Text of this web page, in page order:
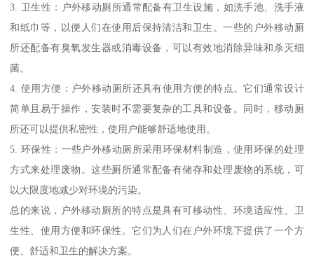
3. 卫生性：户外移动厕所通常配备有卫生设施，如洗手池、洗手液
和纸巾等，以便人们在使用后保持清洁和卫生。一些的户外移动厕
所还配备有臭氧发生器或消毒设备，可以有效地消除异味和杀灭细
菌。
4. 使用方便：户外移动厕所还具有使用方便的特点。它们通常设计
简单且易于操作，安装时不需要复杂的工具和设备。同时，移动厕
所还可以提供私密性，使用户能够舒适地使用。
5. 环保性：一些户外移动厕所采用环保材料制造，使用环保的处理
方式来处理废物。这些厕所通常配备有储存和处理废物的系统，可
以大限度地减少对环境的污染。
总的来说，户外移动厕所的特点是具有可移动性、环境适应性、卫
生性、使用方便和环保性。它们为人们在户外环境下提供了一个方
便、舒适和卫生的解决方案。